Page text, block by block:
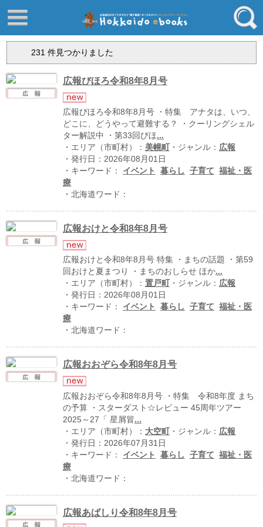
ジャンル
エリア
北海道ワード
231 件見つかりました
広報びほろ令和8年8月号
広報びほろ令和8年8月号 ・特集 アナタは、いつ、
どこに、どうやって避難する？ ・クーリングシェル
ター解説中 ・第33回びほ...
・エリア（市町村）： 美幌町 ・ジャンル： 広報
・発行日：2026年08月01日
・キーワード： イベント 暮らし 子育て 福祉・医
療
・北海道ワード：
広報おけと令和8年8月号
広報おけと令和8年8月号 特集 ・まちの話題 ・第59
回おけと夏まつり ・まちのおしらせ ほか...
・エリア（市町村）： 置戸町 ・ジャンル： 広報
・発行日：2026年08月01日
・キーワード： イベント 暮らし 子育て 福祉・医
療
・北海道ワード：
広報おおぞら令和8年8月号
広報おおぞら令和8年8月号 ・特集 令和8年度 まち
の予算 ・スターダスト☆レビュー 45周年ツアー
2025～27「 星屑冒 ...
・エリア（市町村）： 大空町・ジャンル： 広報
・発行日：2026年07月31日
・キーワード： イベント 暮らし 子育て 福祉・医
療
・北海道ワード：
広報あばしり令和8年8月号
はじめてご利用される方へ
ふるさと納税ebooks
学校ebooks
小清水アーカイブスebooks
北海道立文書館赤れんが
北見市
道総研の本棚
北海道の病院ebooks
創成研究機構の本棚
全国健康保険協会
hokkaido ebooksとは
運営会社
ご利用ガイド
サイトマップ
個人情報保護方針
動作環境
プライバシーポリシー（配信アプリ